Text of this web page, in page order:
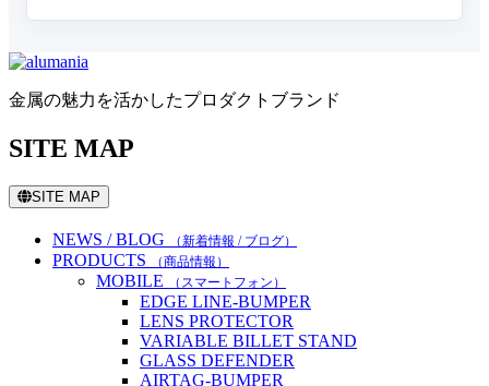
金属の魅力を活かしたプロダクトブランド
SITE MAP
SITE MAP
NEWS / BLOG （新着情報 / ブログ）
PRODUCTS （商品情報）
MOBILE （スマートフォン）
EDGE LINE-BUMPER
LENS PROTECTOR
VARIABLE BILLET STAND
GLASS DEFENDER
AIRTAG-BUMPER